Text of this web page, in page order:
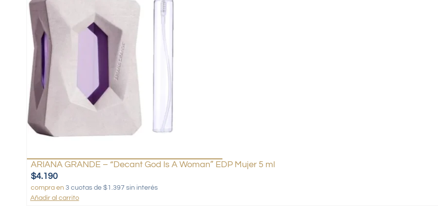
ARIANA GRANDE – “Decant God Is A Woman” EDP Mujer 5 ml
$4.190
compra en 3 cuotas de $1.397 sin interés
Añadir al carrito